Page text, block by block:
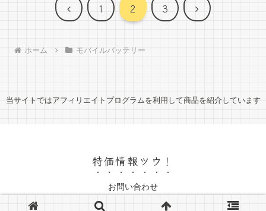
前
1 2 3
次
ホーム モバイルバッテリー
当サイトではアフィリエイトプログラムを利用して商品を紹介しています
特価情報ツウ！
お問い合わせ
© 2024 特価情報ツウ！.